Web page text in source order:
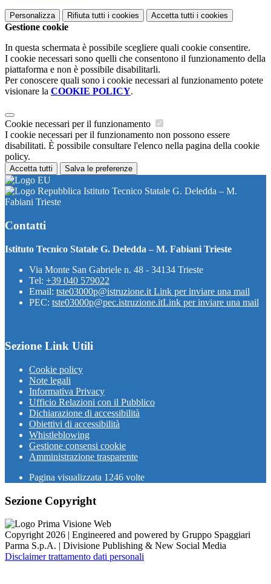
Personalizza Rifiuta tutti i cookies Accetta tutti i cookies
Gestione cookie
In questa schermata è possibile scegliere quali cookie consentire.
I cookie necessari sono quelli che consentono il funzionamento della
piattaforma e non è possibile disabilitarli.
Per conoscere quali sono i cookie necessari al funzionamento potete
visionare la COOKIE POLICY.
Cookie necessari per il funzionamento
I cookie necessari per il funzionamento non possono essere
disabilitati. È possibile consultare l'elenco nella pagina della cookie
policy.
Accetta tutti Salva le preferenze
Istituto Tecnico Statale G. Deledda – M.
Fabiani Trieste
Contatti
Istituto Tecnico Statale G. Deledda – M. Fabiani Trieste
Via Monte San Gabriele n. 48 - 34134 Trieste
Tel: +39 040 579022
Email: tste03000p@istruzione.it Link per inviare una mail
PEC: tste03000p@pec.istruzione.itLink per inviare una mail
Sezione Link Utili
Cookie policy
Note legali
Informativa Privacy
Ufficio Relazioni con il Pubblico
Dichiarazione di accessibilità
Obiettivi di accessibilità
Whistleblowing
Gestione consensi cookie
Amministrazione trasparente
Pagina visualizzata 1246 volte
Sezione Copyright
Copyright 2026 | Engineered and powered by Gruppo Spaggiari
Parma S.p.A. | Divisione Publishing & New Social Media
Disclaimer trattamento dati personali